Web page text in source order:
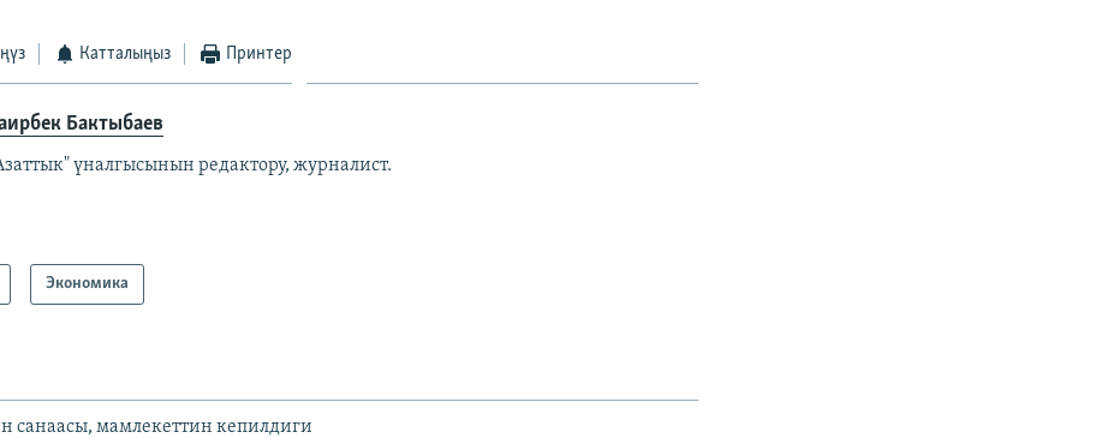
Катталыңыз Принтер
Бактыбаев
үналгысынын редактору, журналист.
Экономика
санаасы, мамлекеттин кепилдиги